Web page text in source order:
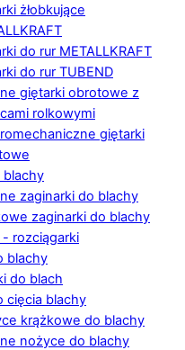
żłobkujące
do rur METALLKRAFT
do rur TUBEND
giętarki obrotowe z
rolkowymi
giętarki
blachy
zaginarki do blachy
zaginarki do blachy
rozciągarki
blachy
do blach
cięcia blachy
krążkowe do blachy
nożyce do blachy